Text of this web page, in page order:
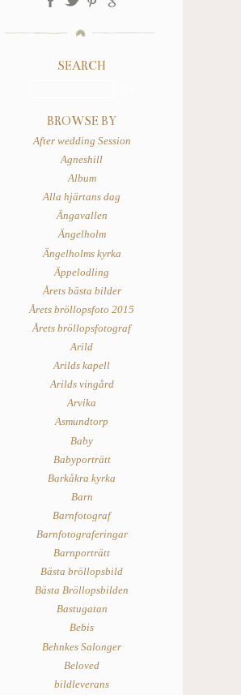
SEARCH
BROWSE BY
After wedding Session
Agneshill
Album
Alla hjärtans dag
Ängavallen
Ängelholm
Ängelholms kyrka
Äppelodling
Årets bästa bilder
Årets bröllopsfoto 2015
Årets bröllopsfotograf
Arild
Arilds kapell
Arilds vingård
Arvika
Asmundtorp
Baby
Babyporträtt
Barkåkra kyrka
Barn
Barnfotograf
Barnfotograferingar
Barnporträtt
Bästa bröllopsbild
Bästa Bröllopsbilden
Bastugatan
Bebis
Behnkes Salonger
Beloved
bildleverans